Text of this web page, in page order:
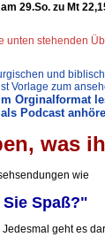
29.So. zu Mt
unten stehenden
und
Vorlage zum
Orginalformat
Podcast
was
wie
Spaß?"
Jedesmal geht es